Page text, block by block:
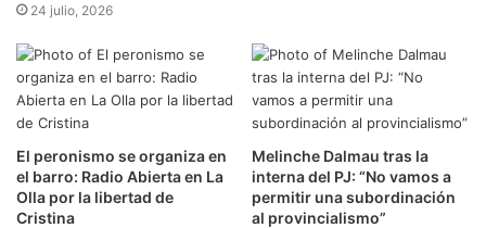
24 julio, 2026
El peronismo se organiza en
el barro: Radio Abierta en La
Olla por la libertad de
Cristina
Melinche Dalmau tras la
interna del PJ: “No vamos a
permitir una subordinación
al provincialismo”